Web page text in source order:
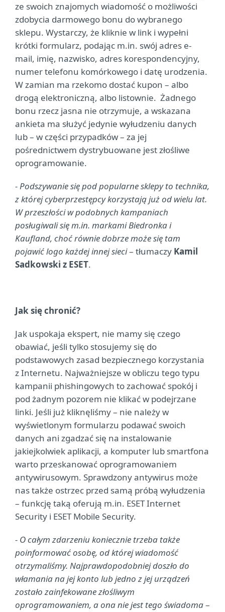
ze swoich znajomych wiadomość o możliwości
zdobycia darmowego bonu do wybranego
sklepu. Wystarczy, że kliknie w link i wypełni
krótki formularz, podając m.in. swój adres e-
mail, imię, nazwisko, adres korespondencyjny,
numer telefonu komórkowego i datę urodzenia.
W zamian ma rzekomo dostać kupon – albo
drogą elektroniczną, albo listownie. Żadnego
bonu rzecz jasna nie otrzymuje, a wskazana
ankieta ma służyć jedynie wyłudzeniu danych
lub – w części przypadków – za jej
pośrednictwem dystrybuowane jest złośliwe
oprogramowanie.
- Podszywanie się pod popularne sklepy to technika,
z której cyberprzestępcy korzystają już od wielu lat.
W przeszłości w podobnych kampaniach
posługiwali się m.in. markami Biedronka i
Kaufland, choć równie dobrze może się tam
pojawić logo każdej innej sieci– tłumaczy Kamil
Sadkowski z ESET.
Jak się chronić?
Jak uspokaja ekspert, nie mamy się czego
obawiać, jeśli tylko stosujemy się do
podstawowych zasad bezpiecznego korzystania
z Internetu. Najważniejsze w obliczu tego typu
kampanii phishingowych to zachować spokój i
pod żadnym pozorem nie klikać w podejrzane
linki. Jeśli już kliknęliśmy – nie należy w
wyświetlonym formularzu podawać swoich
danych ani zgadzać się na instalowanie
jakiejkolwiek aplikacji, a komputer lub smartfona
warto przeskanować oprogramowaniem
antywirusowym. Sprawdzony antywirus może
nas także ostrzec przed samą próbą wyłudzenia
– funkcję taką oferują m.in. ESET Internet
Security i ESET Mobile Security.
- O całym zdarzeniu koniecznie trzeba także
poinformować osobę, od której wiadomość
otrzymaliśmy. Najprawdopodobniej doszło do
włamania na jej konto lub jedno z jej urządzeń
zostało zainfekowane złośliwym
oprogramowaniem, a ona nie jest tego świadoma–